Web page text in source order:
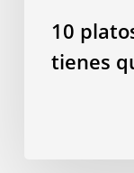
10
tienes